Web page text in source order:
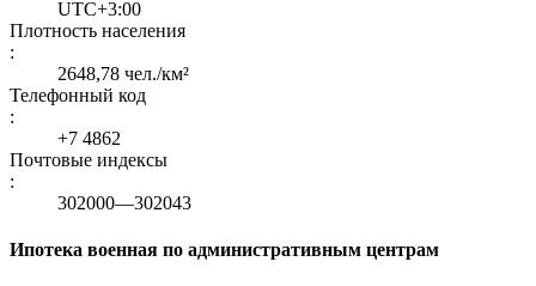
UTC+3:00
Плотность населения
:
2648,78 чел./км²
Телефонный код
:
+7 4862
Почтовые индексы
:
302000—302043
Ипотека военная по административным центрам